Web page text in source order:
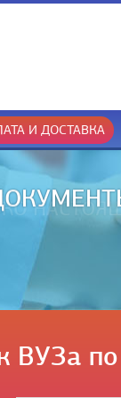
И ДОСТАВКА
ВУЗа